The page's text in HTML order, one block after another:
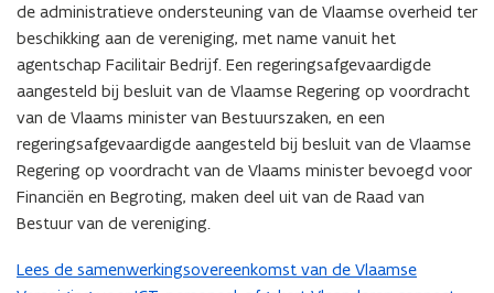
de administratieve ondersteuning van de Vlaamse overheid ter
beschikking aan de vereniging, met name vanuit het
agentschap Facilitair Bedrijf. Een regeringsafgevaardigde
aangesteld bij besluit van de Vlaamse Regering op voordracht
van de Vlaams minister van Bestuurszaken, en een
regeringsafgevaardigde aangesteld bij besluit van de Vlaamse
Regering op voordracht van de Vlaams minister bevoegd voor
Financiën en Begroting, maken deel uit van de Raad van
Bestuur van de vereniging.
Lees de samenwerkingsovereenkomst van de Vlaamse
(